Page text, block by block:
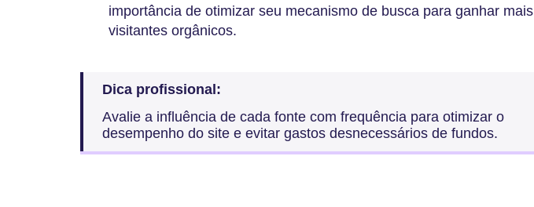
importância de otimizar seu mecanismo de busca para ganhar mais
visitantes orgânicos.
Dica profissional:
Avalie a influência de cada fonte com frequência para otimizar o
desempenho do site e evitar gastos desnecessários de fundos.